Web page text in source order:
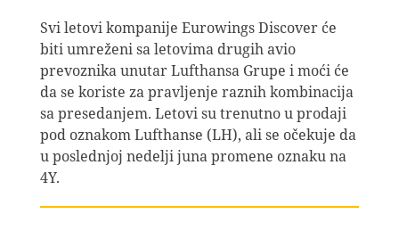
Svi letovi kompanije Eurowings Discover će
biti umreženi sa letovima drugih avio
prevoznika unutar Lufthansa Grupe i moći će
da se koriste za pravljenje raznih kombinacija
sa presedanjem. Letovi su trenutno u prodaji
pod oznakom Lufthanse (LH), ali se očekuje da
u poslednjoj nedelji juna promene oznaku na
4Y.